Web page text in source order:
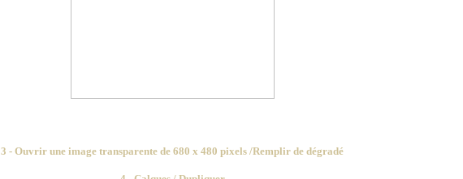
3 - Ouvrir une image transparente de 680 x 480 pixels /Remplir de dégradé